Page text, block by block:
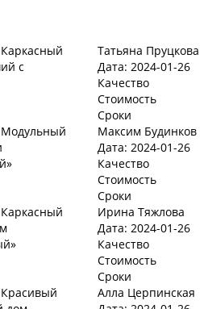
Татьяна Пруцкова
Дата: 2024-01-26
Качество
Стоимость
Сроки
Максим Будинков
Дата: 2024-01-26
Качество
Стоимость
Сроки
Ирина Тяжлова
Дата: 2024-01-26
Качество
Стоимость
Сроки
Алла Церпинская